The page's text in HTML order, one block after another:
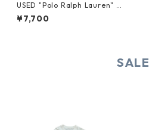
USED "Polo Ralph Lauren" C
OTTON CHINO PANTS
¥7,700
SALE